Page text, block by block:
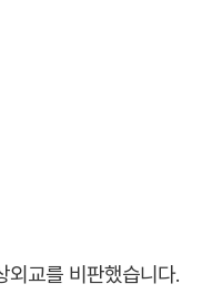
교를 비판했습니다.